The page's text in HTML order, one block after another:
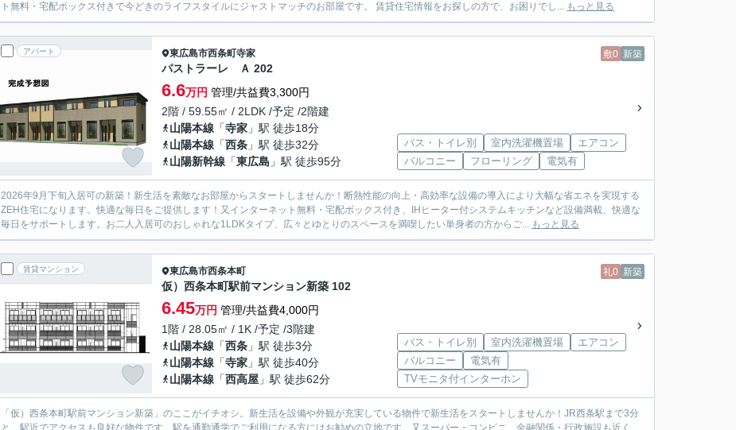
ト無料・宅配ボックス付きで今どきのライフスタイルにジャストマッチのお部屋です。 賃貸住宅情報をお探しの方で、お困りでし... もっと見る
アパート 敷0 新築
東広島市西条町寺家
パストラーレ Ａ 202
6.6万円 管理/共益費3,300円
2階 / 59.55㎡ / 2LDK /予定 /2階建
山陽本線 「寺家 」駅 徒歩18分
山陽本線 「西条 」駅 徒歩32分
山陽新幹線 「東広島 」駅 徒歩95分
バス・トイレ別 室内洗濯機置場
エアコン
バルコニー
フローリング 電気有
2026年9月下旬入居可の新築！新生活を素敵なお部屋からスタートしませんか！断熱性能の向上・高効率な設備の導入により大幅な省エネを実現する
ZEH住宅になります。快適な毎日をご提供します！又インターネット無料・宅配ボックス付き、IHヒーター付システムキッチンなど設備満載、快適な
毎日をサポートします。お二人入居可のおしゃれな1LDKタイプ、広々とゆとりのスペースを満喫したい単身者の方からご... もっと見る
賃貸マンション 礼0 新築
東広島市西条本町
仮）西条本町駅前マンション新築 102
6.45万円 管理/共益費4,000円
1階 / 28.05㎡ / 1K /予定 /3階建
山陽本線 「西条 」駅 徒歩3分
山陽本線 「寺家 」駅 徒歩40分
山陽本線 「西高屋 」駅 徒歩62分
バス・トイレ別 室内洗濯機置場
エアコン
バルコニー
電気有
TVモニタ付インターホン
「仮）西条本町駅前マンション新築」のここがイチオシ。新生活を設備や外観が充実している物件で新生活をスタートしませんか！JR西条駅まで3分
と、駅近でアクセスも良好な物件です。駅を通勤通学でご利用になる方にはお勧めの立地です。又スーパー・コンビニ、金融関係・行政施設も近く、